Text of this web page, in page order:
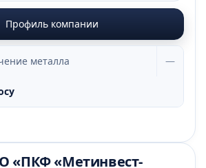
Профиль компании
металла —
«ПКФ «Метинвест-